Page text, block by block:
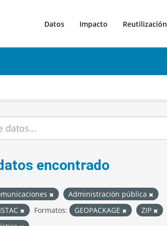
Datos Impacto Reutilización
encontrado
Administración pública
Formatos: GEOPACKAGE ZIP